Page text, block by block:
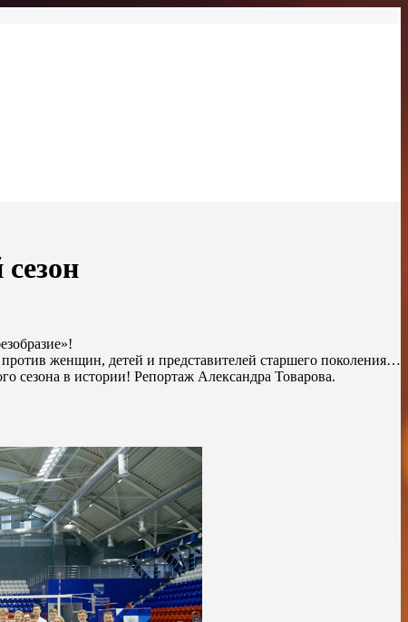
женщин, детей и представителей старшего поколения…
сезона в истории! Репортаж Александра Товарова.